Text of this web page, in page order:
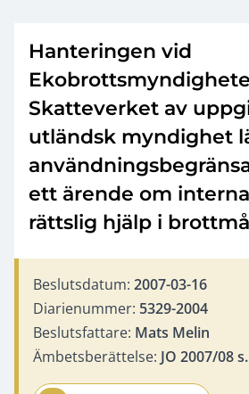
Hanteringen vid
Skatteverket av
utländsk myndighet
ett ärende om
rättslig hjälp i
Beslutsdatum: 2007-03-16
Diarienummer: 5329-2004
Beslutsfattare: Mats Melin
Ämbetsberättelse: JO 2007/08